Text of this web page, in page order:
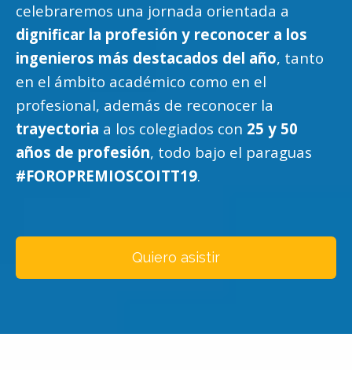
celebraremos una jornada orientada a
dignificar la profesión y reconocer a los
ingenieros más destacados del año, tanto
en el ámbito académico como en el
profesional, además de reconocer la
trayectoria a los colegiados con 25 y 50
años de profesión, todo bajo el paraguas
#FOROPREMIOSCOITT19.
Quiero asistir